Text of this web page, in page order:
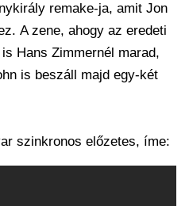
remake-ja, amit Jon
A zene, ahogy az eredeti
Hans Zimmernél marad,
is beszáll majd egy-két
szinkronos előzetes, íme: